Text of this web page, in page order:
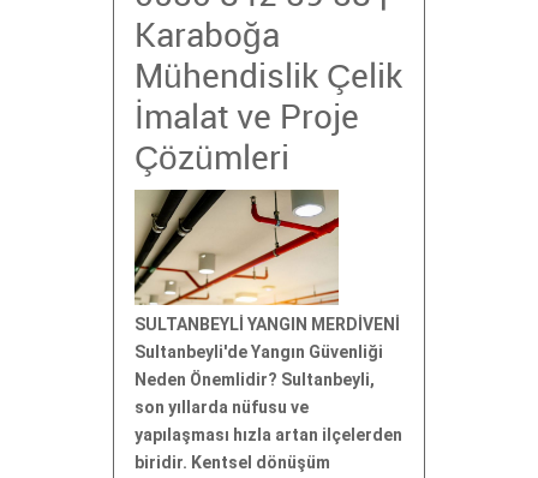
Karaboğa
Mühendislik Çelik
İmalat ve Proje
Çözümleri
SULTANBEYLİ YANGIN MERDİVENİ
Sultanbeyli'de Yangın Güvenliği
Neden Önemlidir? Sultanbeyli,
son yıllarda nüfusu ve
yapılaşması hızla artan ilçelerden
biridir. Kentsel dönüşüm